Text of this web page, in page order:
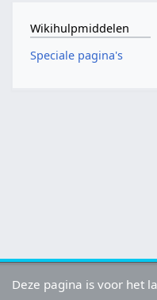
Wikihulpmiddelen
Speciale pagina's
Deze pagina is voor het